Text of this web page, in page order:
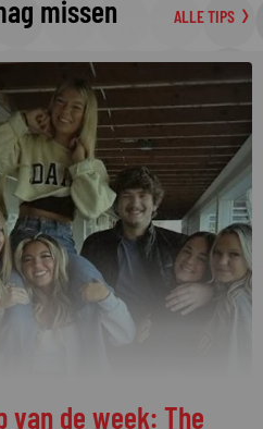
missen ALLE TIPS
van de week: The